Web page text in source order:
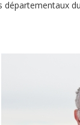
départementaux